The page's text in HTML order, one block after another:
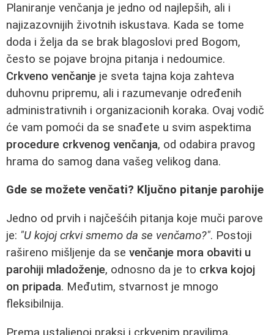
Planiranje venčanja je jedno od najlepših, ali i
najizazovnijih životnih iskustava. Kada se tome
doda i želja da se brak blagoslovi pred Bogom,
često se pojave brojna pitanja i nedoumice.
Crkveno venčanje je sveta tajna koja zahteva
duhovnu pripremu, ali i razumevanje određenih
administrativnih i organizacionih koraka. Ovaj vodič
će vam pomoći da se snađete u svim aspektima
procedure crkvenog venčanja, od odabira pravog
hrama do samog dana vašeg velikog dana.
Gde se možete venčati? Ključno pitanje parohije
Jedno od prvih i najčešćih pitanja koje muči parove
je: "U kojoj crkvi smemo da se venčamo?". Postoji
rašireno mišljenje da se venčanje mora obaviti u
parohiji mladoženje, odnosno da je to crkva kojoj
on pripada. Međutim, stvarnost je mnogo
fleksibilnija.
Prema ustaljenoj praksi i crkvenim pravilima,